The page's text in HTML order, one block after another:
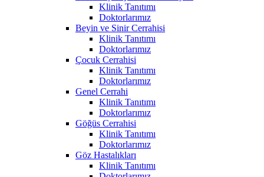
Klinik Tanıtımı
Doktorlarımız
Beyin ve Sinir Cerrahisi
Klinik Tanıtımı
Doktorlarımız
Çocuk Cerrahisi
Klinik Tanıtımı
Doktorlarımız
Genel Cerrahi
Klinik Tanıtımı
Doktorlarımız
Göğüs Cerrahisi
Klinik Tanıtımı
Doktorlarımız
Göz Hastalıkları
Klinik Tanıtımı